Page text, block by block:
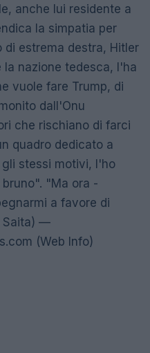
anche lui residente a
la simpatia per
di estrema destra, Hitler
nazione tedesca, l'ha
vuole fare Trump, di
dall'Onu
che rischiano di farci
quadro dedicato a
gli stessi motivi, l'ho
"Ma ora -
a favore di
Saita) —
(Web Info)